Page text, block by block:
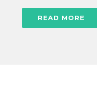
READ MORE